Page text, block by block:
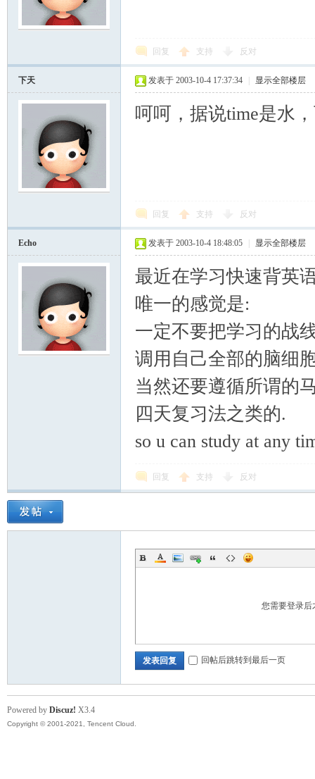
回复 支持 反对
下天 发表于 2003-10-4 17:37:34 显示全部楼层
呵呵，据说time是水
回复 支持 反对
Echo 发表于 2003-10-4 18:48:05 显示全部楼层
最近在学习快速背英
唯一的感觉是:
一定不要把学习的战
调用自己全部的脑细
当然还要遵循所谓的
四天复习法之类的.
so u can study at any
回复 支持 反对
您需要登录
发表回复 回帖后跳转到最后一页
Powered by Discuz! X3.4
Copyright © 2001-2021, Tencent Cloud.